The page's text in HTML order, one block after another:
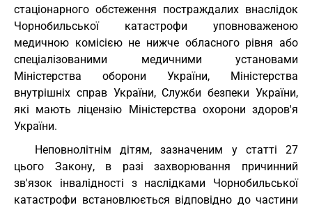
стаціонарного обстеження постраждалих внаслідок
Чорнобильської катастрофи уповноваженою
медичною комісією не нижче обласного рівня або
спеціалізованими медичними установами
Міністерства оборони України, Міністерства
внутрішніх справ України, Служби безпеки України,
які мають ліцензію Міністерства охорони здоров'я
України.
Неповнолітнім дітям, зазначеним у статті 27
цього Закону, в разі захворювання причинний
зв'язок інвалідності з наслідками Чорнобильської
катастрофи встановлюється відповідно до частини